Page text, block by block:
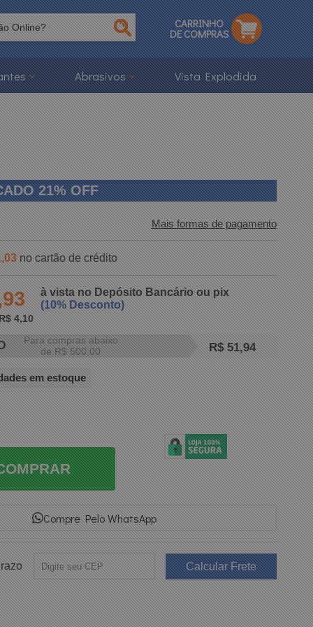
CARRINHO
DE COMPRAS
Abrasivos Vista Explodida
21% OFF
Mais formas de pagamento
no cartão de crédito
à vista no Depósito Bancário ou pix
(10% Desconto)
4,10
Para compras abaixo
de R$ 500,00
R$ 51,94
em estoque
Compre Pelo WhatsApp